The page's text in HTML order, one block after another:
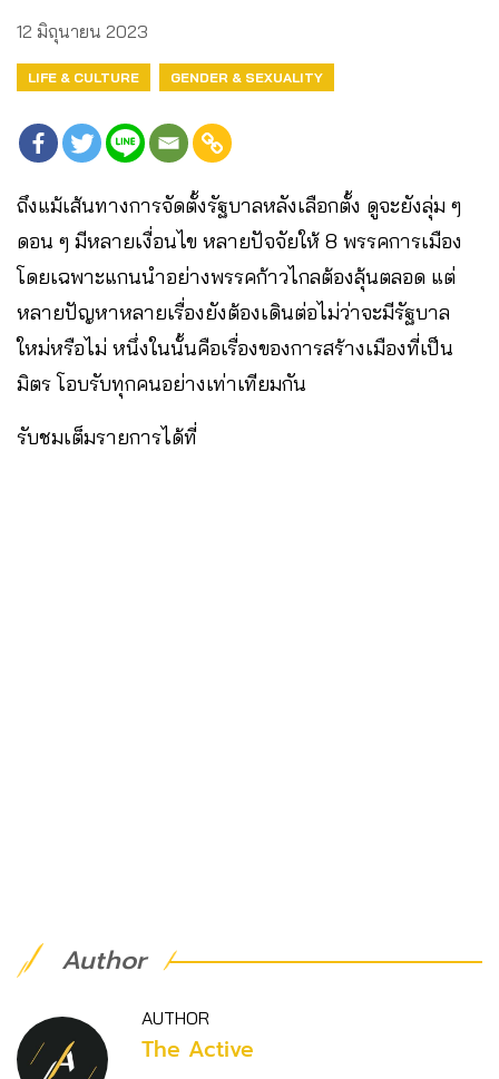
12 มิถุนายน 2023
LIFE & CULTURE GENDER & SEXUALITY
ถึงแม้เส้นทางการจัดตั้งรัฐบาลหลังเลือกตั้ง ดูจะยังลุ่ม ๆ
ดอน ๆ มีหลายเงื่อนไข หลายปัจจัยให้ 8 พรรคการเมือง
โดยเฉพาะแกนนำอย่างพรรคก้าวไกลต้องลุ้นตลอด แต่
หลายปัญหาหลายเรื่องยังต้องเดินต่อไม่ว่าจะมีรัฐบาล
ใหม่หรือไม่ หนึ่งในนั้นคือเรื่องของการสร้างเมืองที่เป็น
มิตร โอบรับทุกคนอย่างเท่าเทียมกัน
รับชมเต็มรายการได้ที่
Author
AUTHOR
The Active